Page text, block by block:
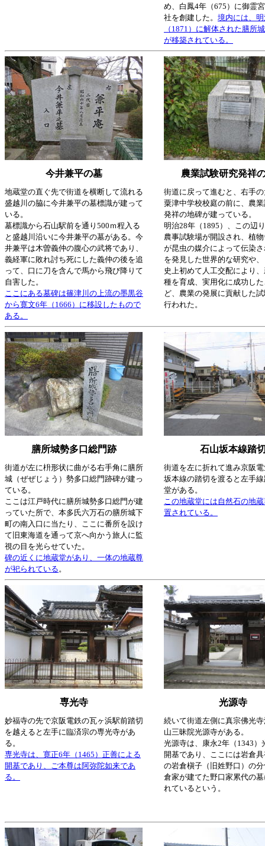
め、白鳳4年（675）に御霊
社を創建した。 境内には、
（1871）に解体された膳所
が移築されている。
今井兼平の墓 農業試験研究発祥
地蔵堂の直ぐ先で街道を横断して流れる
盛越川の脇に今井兼平の墓標識が建って
いる。
墓標識から石山駅前を通り500ｍ程入る
と盛越川沿いに今井兼平の墓がある。今
井兼平は木曽義仲の腹心の武将であり、
義経軍に敗れ討ち死にした義仲の後を追
って、口に刀を含んで馬から飛び降りて
自害した。
ここにある墓碑は篠津川の上流の墨黒谷
から寛文6年（1666）に移設したもので
ある。
街道に戻って進むと、右手
粟津中学校校庭の前に、農
発祥の地碑が建っている。
明治28年（1895）、この辺
農事試験場が開設され、植
が昆虫の媒介によって伝染
を発見した世界的な研究や
史上初めて人工交配により
種を育成、実用化に成功し
ど、農業の発展に貢献した
行われた。
膳所城勢多口総門跡 石山坂本線踏
街道が左に枡形状に曲がる右手角に膳所
城（ぜぜじょう）勢多口総門跡碑が建っ
ている。
ここは江戸時代に膳所城勢多口総門が建
っていた所で、本多氏六万石の膳所城下
町の南入口に当たり、ここに番所を設け
て旧東海道を通って京へ向かう旅人に監
視の目を光らせていた。
碑の近くに地蔵堂があり、一体の地蔵尊
が祀られている。
街道を左に折れて進み京阪
坂本線の踏切を渡ると左手
堂がある。
この地蔵堂には自然石の地
置されている。
専光寺 光源寺
妙福寺の先で京阪電鉄の瓦ヶ浜駅前踏切
を越えると左手に臨済宗の専光寺があ
る。
専光寺は、寛正6年（1465）正善による
開基であり、ご本尊は阿弥陀如来であ
る。
続いて街道左側に真宗佛光
山三昧院光源寺がある。
光源寺は、康永2年（1343）
開基であり、ここには岩倉
の岩倉槇子（旧姓野口）の
倉家が建てた野口家累代の
れているという。